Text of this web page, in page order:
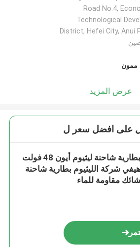
Road No.4,
Technological
District, Hefei City, Anui
ممون
عرض المزيد
على افضل سعر ل
بطارية شاحنة ليثيوم أيون 48 فولت
هيفي شركة الليثيوم بطارية شاحنة
شائك مقاومة للماء